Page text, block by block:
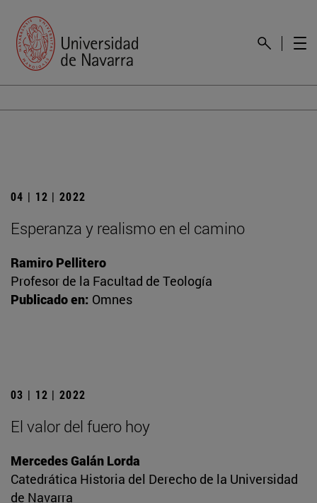
04 | 12 | 2022
Esperanza y realismo en el camino
Ramiro Pellitero
Profesor de la Facultad de Teología
Publicado en: Omnes
03 | 12 | 2022
El valor del fuero hoy
Mercedes Galán Lorda
Catedrática Historia del Derecho de la Universidad
de Navarra